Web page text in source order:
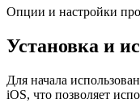
Опции и настройки
Установка и
Для начала
iOS, что позволяет